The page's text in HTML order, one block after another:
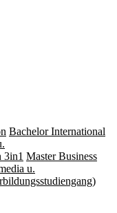
Bachelor International
3in1 Master Business
u.